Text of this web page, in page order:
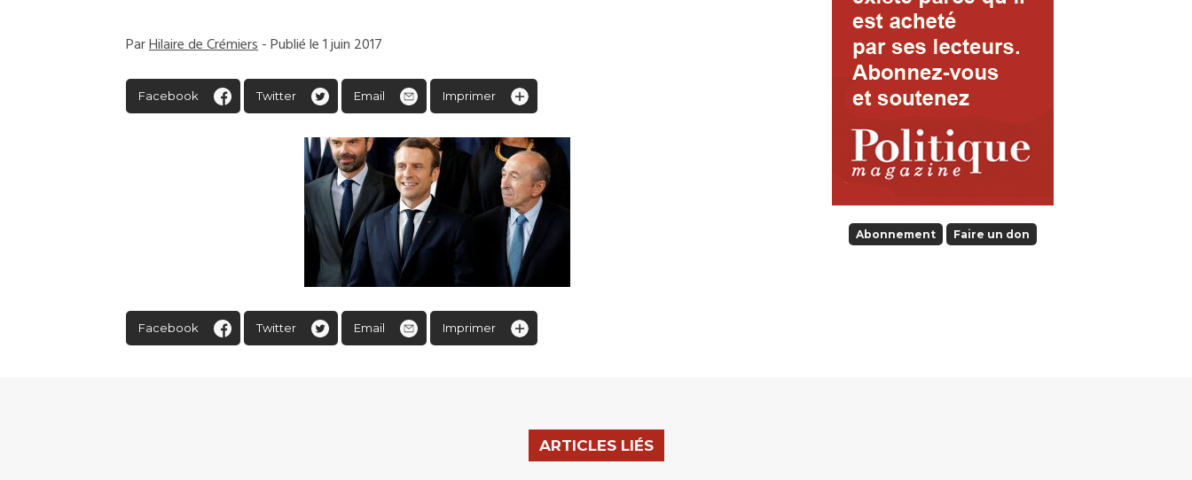
ParHilaire de Crémiers- Publié le 1 juin 2017
Facebook Twitter Email Imprimer
Facebook Twitter Email Imprimer
Abonnement Faire un don
ARTICLES LIÉS